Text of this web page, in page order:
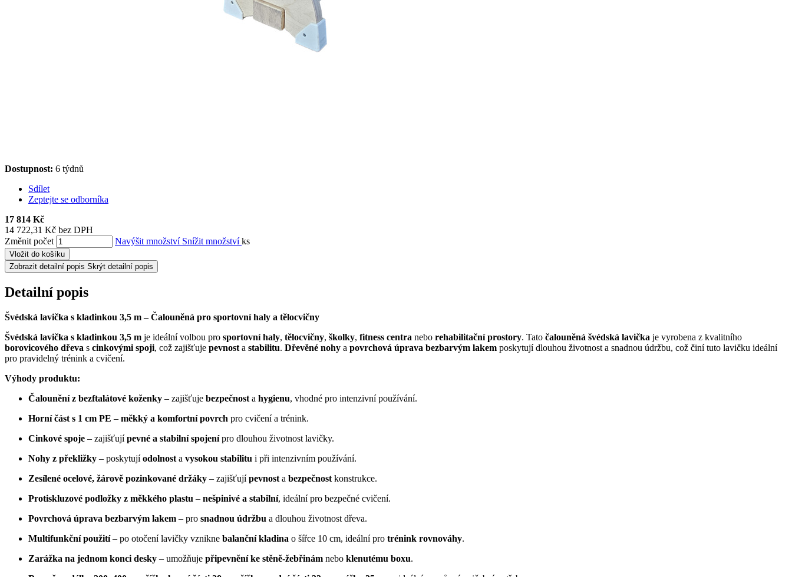
Dostupnost: 6 týdnů
Sdílet
Zeptejte se odborníka
17 814 Kč
14 722,31 Kč bez DPH
Změnit počet
Navýšit množství Snížit množstvíks
Vložit do košíku
Zobrazit detailní popis Skrýt detailní popis
Detailní popis
Švédská lavička s kladinkou 3,5 m – Čalouněná pro sportovní haly a tělocvičny
Švédská lavička s kladinkou 3,5 m je ideální volbou pro sportovní haly, tělocvičny, školky, fitness centra nebo rehabilitační prostory. Tato čalouněná švédská lavička je vyrobena z kvalitního
borovicového dřeva s cinkovými spoji, což zajišťuje pevnost a stabilitu. Dřevěné nohy a povrchová úprava bezbarvým lakem poskytují dlouhou životnost a snadnou údržbu, což činí tuto lavičku ideální
pro pravidelný trénink a cvičení.
Výhody produktu:
Čalounění z bezftalátové koženky – zajišťuje bezpečnost a hygienu, vhodné pro intenzivní používání.
Horní část s 1 cm PE – měkký a komfortní povrch pro cvičení a trénink.
Cinkové spoje – zajišťujípevné a stabilní spojenípro dlouhou životnost lavičky.
Nohy z překližky – poskytujíodolnost a vysokou stabilitu i při intenzivním používání.
Zesílené ocelové, žárově pozinkované držáky – zajišťujípevnost a bezpečnost konstrukce.
Protiskluzové podložky z měkkého plastu – nešpinivé a stabilní, ideální pro bezpečné cvičení.
Povrchová úprava bezbarvým lakem – pro snadnou údržbu a dlouhou životnost dřeva.
Multifunkční použití– po otočení lavičky vznikne balanční kladina o šířce 10 cm, ideální pro trénink rovnováhy.
Zarážka na jednom konci desky – umožňuje připevnění ke stěně-žebřinám nebo klenutému boxu.